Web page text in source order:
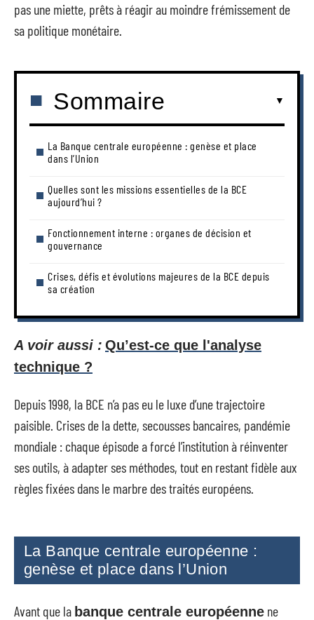
pas une miette, prêts à réagir au moindre frémissement de
sa politique monétaire.
Sommaire
La Banque centrale européenne : genèse et place
dans l’Union
Quelles sont les missions essentielles de la BCE
aujourd’hui ?
Fonctionnement interne : organes de décision et
gouvernance
Crises, défis et évolutions majeures de la BCE depuis
sa création
A voir aussi : Qu’est-ce que l'analyse
technique ?
Depuis 1998, la BCE n’a pas eu le luxe d’une trajectoire
paisible. Crises de la dette, secousses bancaires, pandémie
mondiale : chaque épisode a forcé l’institution à réinventer
ses outils, à adapter ses méthodes, tout en restant fidèle aux
règles fixées dans le marbre des traités européens.
La Banque centrale européenne :
genèse et place dans l’Union
Avant que la banque centrale européenne ne